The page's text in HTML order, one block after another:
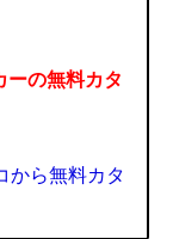
ーの無料カタ
から無料カタ